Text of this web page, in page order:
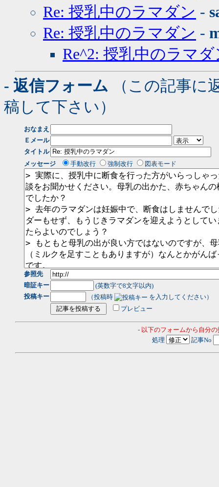
Re: 授乳中のラマダン -
Re: 授乳中のラマダン -
Re^2: 授乳中のラマダ
- 返信フォーム （この記事に
稿して下さい）
おなまえ
Ｅメール
タイトル
メッセージ
手動改行 強制改行 図表モード
参照先
暗証キー
(英数字で8文字以内)
投稿キー
（投稿時
を入力してください）
プレビュー
- 以下のフォームから自分
処理
記事No